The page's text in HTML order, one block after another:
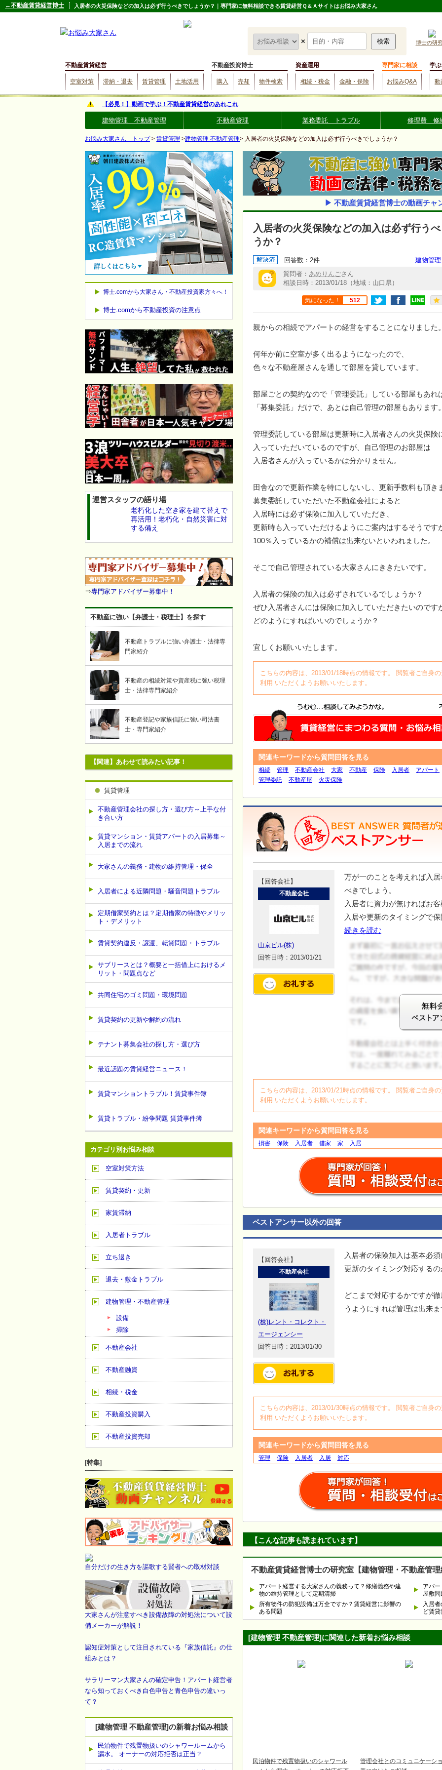
入居者の火災保険などの加入は必ず行うべきでしょうか？｜専門家に無料相談できる賃貸経営Ｑ＆Ａサイトはお悩み大家さん
×
博士の研
不動産賃貸経営
空室対策 滞納・退去 賃貸管理 土地活用
不動産投資博士
購入 売却 物件検索
資産運用
相続・税金 金融・保険
専門家に相談
お悩みQ&A
学ぶ
動
←不動産賃貸経営博士
【必見！】動画で学ぶ！不動産賃貸経営のあれこれ
建物管理 不動産管理 不動産管理 業務委託 トラブル 修理費 修
お悩み大家さん トップ> 賃貸管理 >建物管理 不動産管理> 入居者の火災保険などの加入は必ず行うべきでしょうか？
▶ 不動産賃貸経営博士の動画チャ
入居者の火災保険などの加入は必ず行うべ
うか？
回答数：2件
建物管
質問者： あめりんごさん
相談日時：2013/01/18（地域：山口県）
気になった！ 512
親からの相続でアパートの経営をすることになりました。
何年か前に空室が多く出るようになったので、
色々な不動産屋さんを通して部屋を貸しています。
部屋ごとの契約なので「管理委託」している部屋もあれ
「募集委託」だけで、あとは自己管理の部屋もあります。
管理委託している部屋は更新時に入居者さんの火災保険
入っていただいているのですが、自己管理のお部屋は
入居者さんが入っているかは分かりません。
田舎なので更新作業を特にしないし、更新手数料も頂き
募集委託していただいた不動産会社によると
入居時には必ず保険に加入していただき、
更新時も入っていただけるようにご案内はするそうです
100％入っているかの補償は出来ないといわれました。
そこで自己管理されている大家さんにききたいです。
入居者の保険の加入は必ずされているでしょうか？
ぜひ入居者さんには保険に加入していただきたいのです
どのようにすればいいのでしょうか？
宜しくお願いいたします。
こちらの内容は、2013/01/18時点の情報です。 閲覧者ご自身
利用 いただくようお願いいたします。
関連キーワードから質問回答を見る
相続 管理 不動産会社 大家 不動産 保険 入居者 アパート
管理委託
不動産屋 火災保険
【回答会社】
不動産会社
山京ビル(株)
回答日時：2013/01/21
万が一のことを考えれば入
べきでしょう。
入居者に資力が無ければお
入居や更新のタイミングで
続きを読む
ログイン
こちらの内容は、2013/01/21時点の情報です。 閲覧者ご自身
利用 いただくようお願いいたします。
関連キーワードから質問回答を見る
損害 保険 入居者 借家 家 入居
ベストアンサー以外の回答
【回答会社】
不動産会社
(株)レント・コレクト・
エージェンシー
回答日時：2013/01/30
入居者の保険加入は基本必
更新のタイミング対応するの
どこまで対応するかですが
うようにすれば管理は出来ま
こちらの内容は、2013/01/30時点の情報です。 閲覧者ご自身
利用 いただくようお願いいたします。
関連キーワードから質問回答を見る
管理 保険 入居者 入居 対応
【こんな記事も読まれています】
不動産賃貸経営博士の研究室【建物管理・不動産管理
アパート経営する大家さんの義務って？修繕義務や建
物の維持管理として定期清掃
アパ
屋敷問
所有物件の防犯設備は万全ですか？賃貸経営に影響の
ある問題
入居
ど賃
[建物管理 不動産管理]に関連した新着お悩み相談
民泊物件で残置物扱いのシャワール
管理会社とのコミュニケーシ
博士.comから大家さん・不動産投資家方々へ！
博士.comから不動産投資の注意点
運営スタッフの語り場
老朽化した空き家を建て替えで
再活用！老朽化・自然災害に対
する備え
⇒専門家アドバイザー募集中！
不動産に強い【弁護士・税理士】を探す
不動産トラブルに強い弁護士・法律専
門家紹介
不動産の相続対策や資産税に強い税理
士・法律専門家紹介
不動産登記や家族信託に強い司法書
士・専門家紹介
【関連】あわせて読みたい記事！
賃貸管理
不動産管理会社の探し方・選び方～上手な付
き合い方
賃貸マンション・賃貸アパートの入居募集～
入居までの流れ
大家さんの義務・建物の維持管理・保全
入居者による近隣問題・騒音問題トラブル
定期借家契約とは？定期借家の特徴やメリッ
ト・デメリット
賃貸契約違反・譲渡、転貸問題・トラブル
サブリースとは？概要と一括借上におけるメ
リット・問題点など
共同住宅のゴミ問題・環境問題
賃貸契約の更新や解約の流れ
テナント募集会社の探し方・選び方
最近話題の賃貸経営ニュース！
賃貸マンショントラブル！賃貸事件簿
賃貸トラブル・紛争問題 賃貸事件簿
カテゴリ別お悩み相談
空室対策方法
賃貸契約・更新
家賃滞納
入居者トラブル
立ち退き
退去・敷金トラブル
建物管理・不動産管理
設備
掃除
不動産会社
不動産融資
相続・税金
不動産投資購入
不動産投資売却
[特集]
自分だけの生き方を謳歌する賢者への取材対談
大家さんが注意すべき設備故障の対処法について設
備メーカーが解説！
認知症対策として注目されている『家族信託』の仕
組みとは？
サラリーマン大家さんの確定申告！アパート経営者
なら知っておくべき白色申告と青色申告の違いっ
て？
[建物管理 不動産管理]の新着お悩み相談
民泊物件で残置物扱いのシャワールームから
漏水。 オーナーの対応拒否は正当？